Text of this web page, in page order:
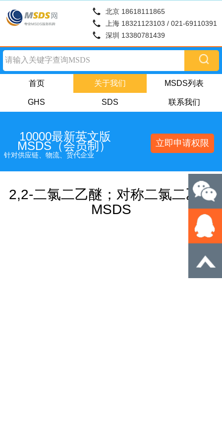
北京 18618111865
上海 18321123103 / 021-69110391
深圳 13380781439
首页 关于我们 MSDS列表
GHS SDS 联系我们
10000最新英文版
MSDS（会员制）
针对供应链、物流、货代企业
立即申请权限
2,2-二氯二乙醚；对称二氯二乙醚
MSDS